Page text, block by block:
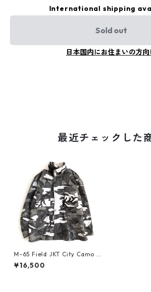
International shipping
Sold out
日本国内にお住まいの方向
最近チェックした
M-65 Field JKT City Camo b
y ALPHA
¥16,500